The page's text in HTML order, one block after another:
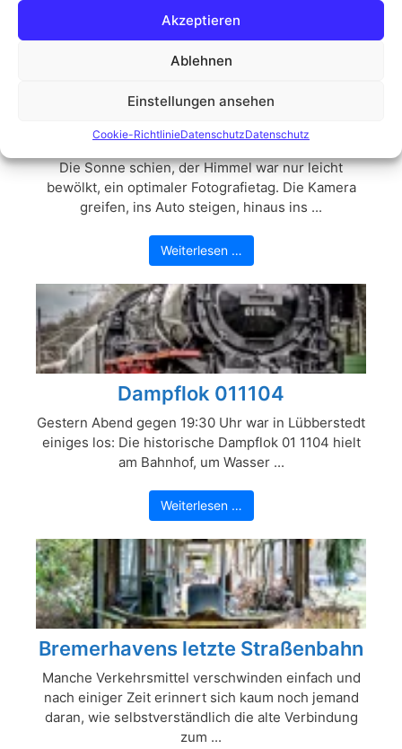
Akzeptieren
Ablehnen
Einstellungen ansehen
Cookie-RichtlinieDatenschutzDatenschutz
Der Moorknipser in seinem
natürlichen Habitat
Die Sonne schien, der Himmel war nur leicht
bewölkt, ein optimaler Fotografietag. Die Kamera
greifen, ins Auto steigen, hinaus ins ...
Weiterlesen …
Dampflok 011104
Gestern Abend gegen 19:30 Uhr war in Lübberstedt
einiges los: Die historische Dampflok 01 1104 hielt
am Bahnhof, um Wasser ...
Weiterlesen …
Bremerhavens letzte Straßenbahn
Manche Verkehrsmittel verschwinden einfach und
nach einiger Zeit erinnert sich kaum noch jemand
daran, wie selbstverständlich die alte Verbindung
zum ...